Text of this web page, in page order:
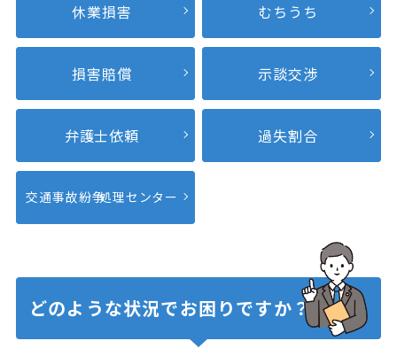
休業損害 むちうち
損害賠償 示談交渉
弁護士依頼 過失割合
交通事故紛争処理センター
どのような状況でお困りですか？